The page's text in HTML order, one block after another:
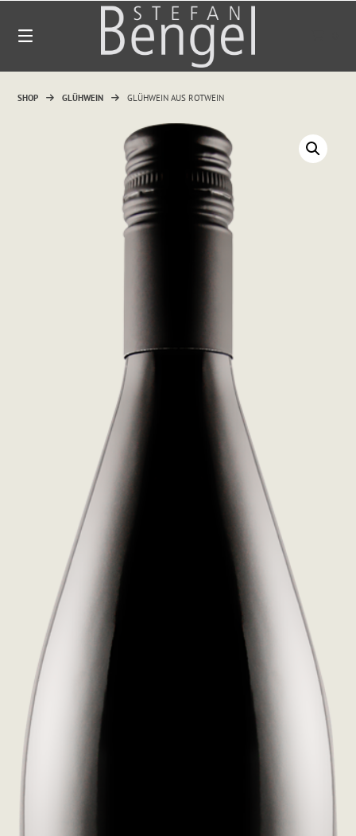
zum
SHOP GLÜHWEIN GLÜHWEIN AUS ROTWEIN